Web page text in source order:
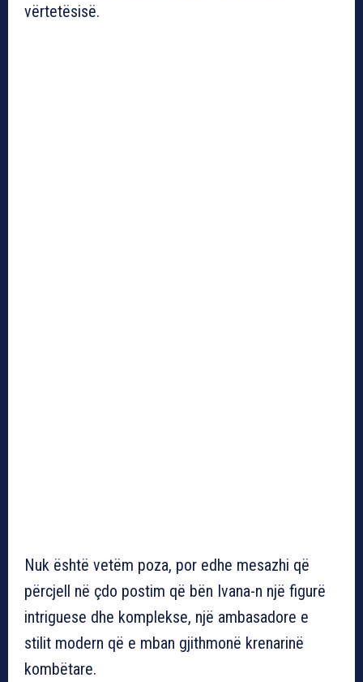
vërtetësisë.
Nuk është vetëm poza, por edhe mesazhi që
përcjell në çdo postim që bën Ivana-n një figurë
intriguese dhe komplekse, një ambasadore e
stilit modern që e mban gjithmonë krenarinë
kombëtare.